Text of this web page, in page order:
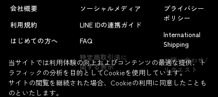
よくあるお問い合わせ
会社概要
利用規約
はじめての方へ
ソーシャルメディア
LINE IDの連携ガイド
FAQ
特定商取引法に
関する表示
プライバシー
ポリシー
International
Shipping
お問い合わせ/
リクエスト
当サイトでは利用体験の向上およびコンテンツの最適な提供、ト
ラフィックの分析を目的としてCookieを使用しています。
サイトの閲覧を継続された場合、Cookieの利用に同意したことも
のといたします。